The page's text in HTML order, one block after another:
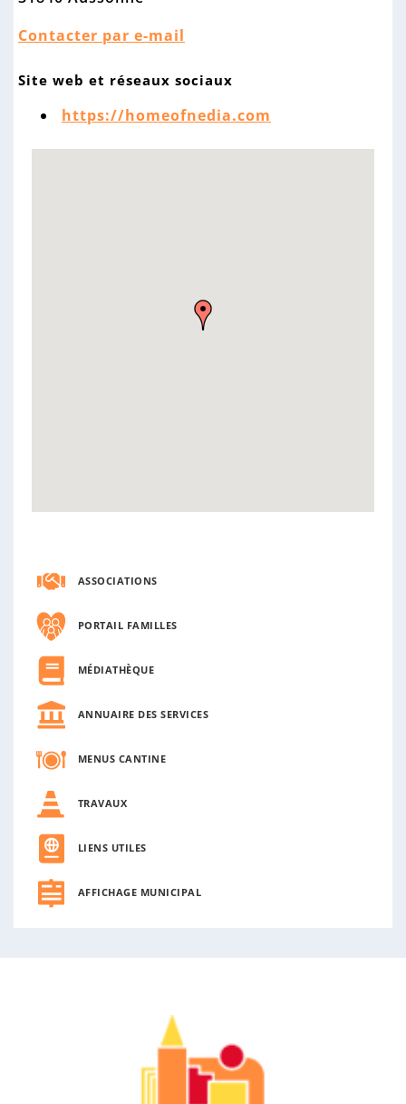
Contacter par e-mail
Site web et réseaux sociaux
https://homeofnedia.com
ASSOCIATIONS
PORTAIL FAMILLES
MÉDIATHÈQUE
ANNUAIRE DES SERVICES
MENUS CANTINE
TRAVAUX
LIENS UTILES
AFFICHAGE MUNICIPAL